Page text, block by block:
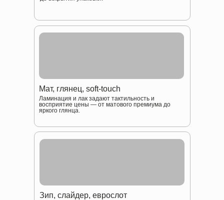
Зип, слайдер, еврослот
Мат, глянец, soft-touch
Ламинация и лак задают тактильность и
восприятие цены — от матового премиума до
яркого глянца.